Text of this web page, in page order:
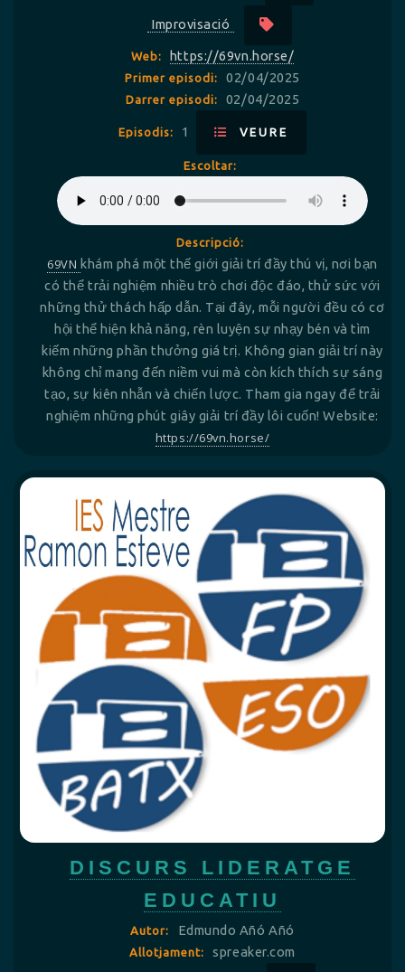
Improvisació
Web: https://69vn.horse/
Primer episodi: 02/04/2025
Darrer episodi: 02/04/2025
Episodis: 1 VEURE
Escoltar:
Descripció:
69VN khám phá một thế giới giải trí đầy thú vị, nơi bạn
có thể trải nghiệm nhiều trò chơi độc đáo, thử sức với
những thử thách hấp dẫn. Tại đây, mỗi người đều có cơ
hội thể hiện khả năng, rèn luyện sự nhạy bén và tìm
kiếm những phần thưởng giá trị. Không gian giải trí này
không chỉ mang đến niềm vui mà còn kích thích sự sáng
tạo, sự kiên nhẫn và chiến lược. Tham gia ngay để trải
nghiệm những phút giây giải trí đầy lôi cuốn! Website:
https://69vn.horse/
DISCURS LIDERATGE
EDUCATIU
Autor: Edmundo Añó Añó
Allotjament: spreaker.com